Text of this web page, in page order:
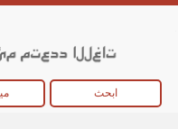
ابحث